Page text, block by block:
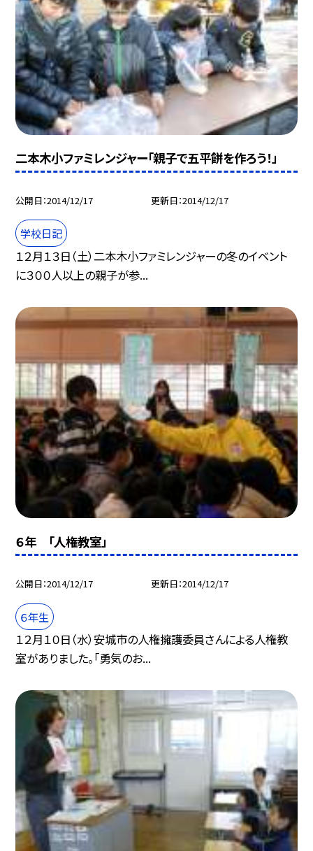
二本木小ファミレンジャー「親子で五平餅を作ろう！」
公開日 2014/12/17 更新日 2014/12/17
学校日記
１２月１３日（土）二本木小ファミレンジャーの冬のイベント
に３００人以上の親子が参...
６年 「人権教室」
公開日 2014/12/17 更新日 2014/12/17
６年生
１２月１０日（水）安城市の人権擁護委員さんによる人権教
室がありました。「勇気のお...